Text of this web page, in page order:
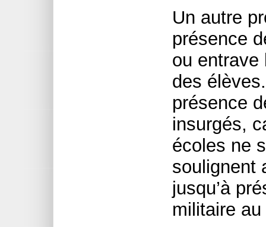
Un autre
présence
ou entrave
des
présence
insurgés,
écoles ne
soulignent
jusqu’à
militaire au